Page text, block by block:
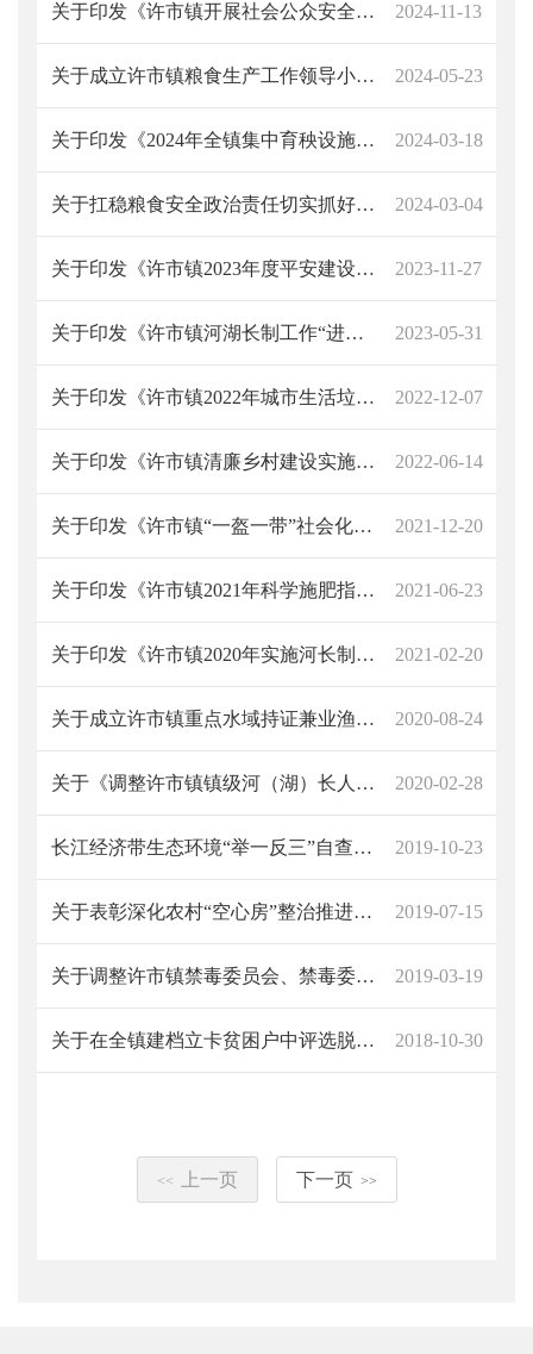
关于印发《许市镇开展社会公众安全感和满意度大提升活动工作方案》的通知 2024-11-13
关于成立许市镇粮食生产工作领导小组的通知 2024-05-23
关于印发《2024年全镇集中育秧设施建设早稻集中育秧工作方案》的通知 2024-03-18
关于扛稳粮食安全政治责任切实抓好2024年粮食生产工作的通知 2024-03-04
关于印发《许市镇2023年度平安建设工作巩固提升方案》的通知 2023-11-27
关于印发《许市镇河湖长制工作“进校园”宣传活动方案》的通知 2023-05-31
关于印发《许市镇2022年城市生活垃圾分类工作实施方案》的通知 2022-12-07
关于印发《许市镇清廉乡村建设实施方案》的通 知 2022-06-14
关于印发《许市镇“一盔一带”社会化安全守护行动方案》的通知 2021-12-20
关于印发《许市镇2021年科学施肥指导意见》的通 知 2021-06-23
关于印发《许市镇2020年实施河长制湖长制工作要点》的通知 2021-02-20
关于成立许市镇重点水域持证兼业渔民精准识别工作及“三无”船舶暨非法捕捞渔具网具整治领导小组的通知 2020-08-24
关于《调整许市镇镇级河（湖）长人员》的通知 2020-02-28
长江经济带生态环境“举一反三”自查问题整改情况公示（云丰采石场） 2019-10-23
关于表彰深化农村“空心房”整治推进村庄清洁行动集中攻坚中涌现出来的先进基层党组织和优秀共产党员的通报 2019-07-15
关于调整许市镇禁毒委员会、禁毒委员会办公室及社区戒毒康复工作领导小组的通知 2019-03-19
关于在全镇建档立卡贫困户中评选脱贫模范的通知 2018-10-30
<< 上一页 下一页 >>